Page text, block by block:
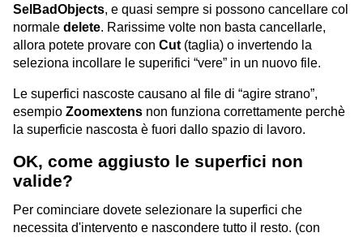
SelBadObjects, e quasi sempre si possono cancellare col
normale delete. Rarissime volte non basta cancellarle,
allora potete provare con Cut (taglia) o invertendo la
seleziona incollare le superifici “vere” in un nuovo file.
Le superfici nascoste causano al file di “agire strano”,
esempio Zoomextens non funziona correttamente perchè
la superficie nascosta è fuori dallo spazio di lavoro.
OK, come aggiusto le superfici non
valide?
Per cominciare dovete selezionare la superfici che
necessita d'intervento e nascondere tutto il resto. (con